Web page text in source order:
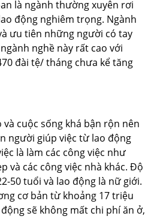
là ngành thường xuyên rơi
động nghiêm trọng. Ngành
ưu tiên những người có tay
nghề này rất cao với
đài tệ/ tháng chưa kể tăng
cuộc sống khá bận rộn nên
người giúp việc từ lao động
là làm các công việc như
và các công việc nhà khác. Độ
50 tuổi và lao động là nữ giới.
cơ bản từ khoảng 17 triệu
sẽ không mất chi phí ăn ở,